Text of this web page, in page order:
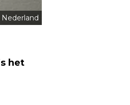
het